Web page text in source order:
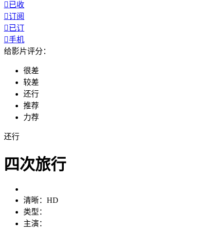
已收
订阅
已订
手机
给影片评分：
很差
较差
还行
推荐
力荐
还行
四次旅行
清晰： HD
类型：
主演：